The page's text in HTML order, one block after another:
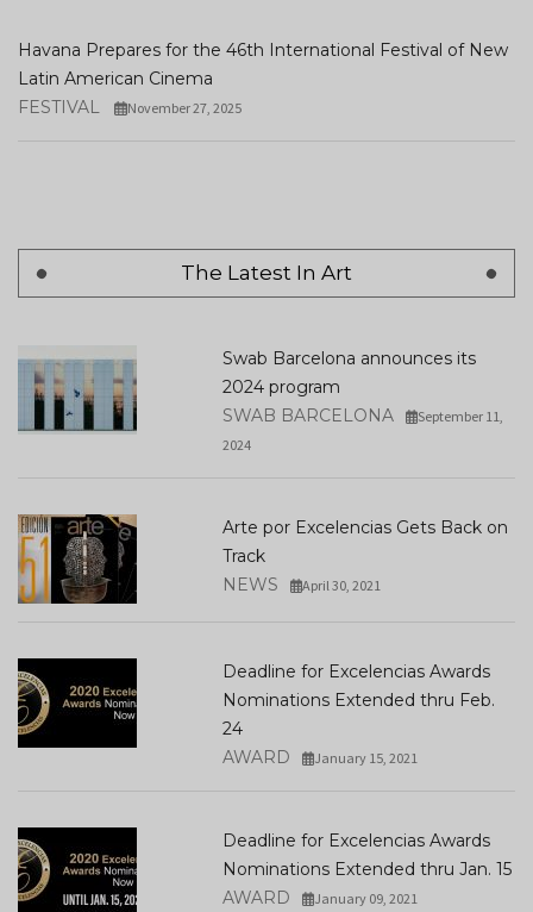
Havana Prepares for the 46th International Festival of New
Latin American Cinema
FESTIVAL
November 27, 2025
The Latest In Art
Swab Barcelona announces its
2024 program
SWAB BARCELONA
September 11,
2024
Arte por Excelencias Gets Back on
Track
NEWS
April 30, 2021
Deadline for Excelencias Awards
Nominations Extended thru Feb.
24
AWARD
January 15, 2021
Deadline for Excelencias Awards
Nominations Extended thru Jan. 15
AWARD
January 09, 2021